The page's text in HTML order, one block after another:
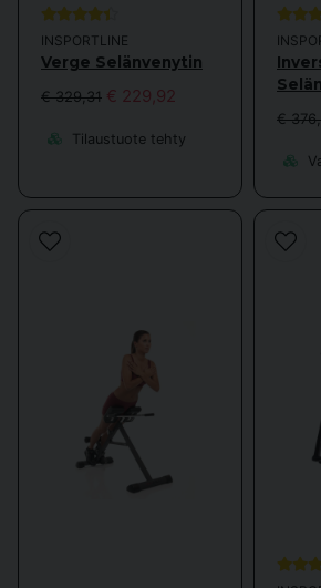
- Foamroller lievittää kipeitä lihaksia ja auttaa
lihaksiasi tehokkaasti
- Hierontatuoli auttaa sinua rentoutumaan ja
rentouttaviksi. Useimmissa Sporttemas
sisäänrakennettu lihas hierontalaite, joka
loukkaantuneita niveliä
Selän terveys ja ryhti
Nykypäivän modernissa elämäntavassa
suunniteltu antamaan sinulle mahdollisuus
lihaksia, parantaa ryhtiäsi ja
Selänteen venyttäjä
tarpeisiisi. Se on valmistettu korkealaatuisista
INSPORTLINE
Verge Selänvenytin
€ 329,31 € 229,92
Tilaustuote tehty
€